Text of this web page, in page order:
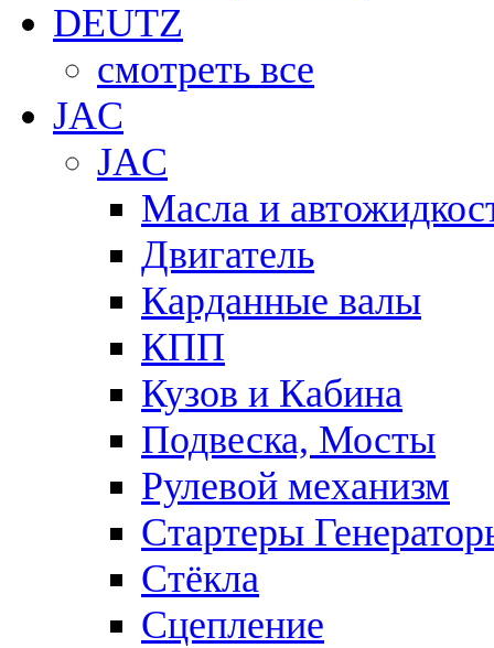
DEUTZ
смотреть все
JAC
JAC
Масла и
Двигатель
Карданные валы
КПП
Кузов и Кабина
Подвеска, Мосты
Рулевой механизм
Стартеры
Стёкла
Сцепление